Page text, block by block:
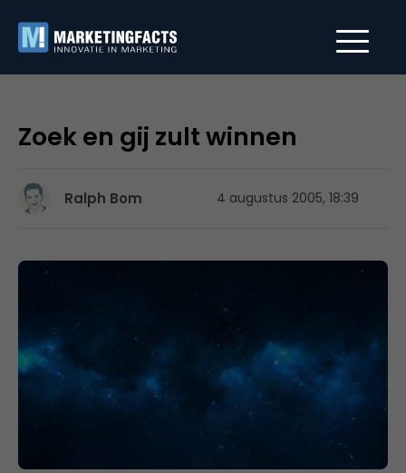
Zoek en gij zult winnen
Ralph Bom 4 augustus 2005, 18:39